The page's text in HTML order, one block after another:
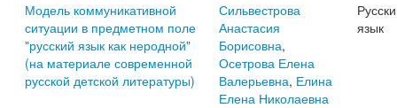
Модель коммуникативной
ситуации в предметном поле
"русский язык как неродной"
(на материале современной
русской детской литературы)
Сильвестрова
Анастасия
Борисовна,
Осетрова Елена
Валерьевна, Елина
Елена Николаевна
язык